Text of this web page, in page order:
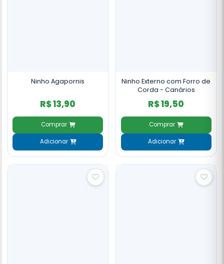
Ninho Agapornis
R$ 13,90
Comprar
Adicionar
Ninho Externo com Forro de
Corda - Canários
R$ 19,50
Comprar
Adicionar